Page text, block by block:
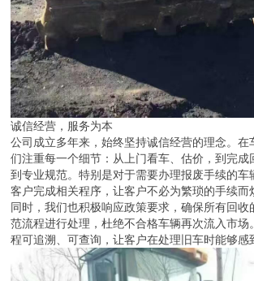
诚信经营，服务为本
公司成立多年来，始终坚持诚信经营的理念。在
们注重每一个细节：从上门看车、估价，到完成
到专业规范。特别是对于需要办理报废手续的车
客户完成相关程序，让客户不必为繁琐的手续而
同时，我们也积极响应政策要求，确保所有回收
范流程进行处理，杜绝不合格车辆再次流入市场
程可追溯、可查询，让客户在处理旧车时能够感